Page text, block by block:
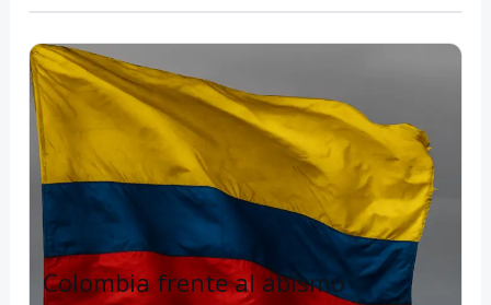
Colombia frente al abismo